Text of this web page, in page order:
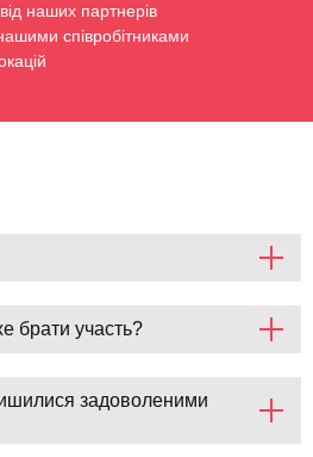
наших партнерів
співробітниками
брати участь?
задоволеними